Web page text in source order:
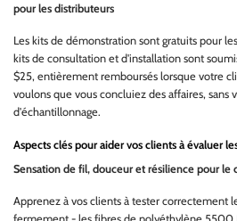
pour les distributeurs
Les kits de démonstration sont gratuits pour
kits de consultation et d'installation sont
$25, entièrement remboursés lorsque votre
voulons que vous concluiez des affaires, sans
d'échantillonnage.
Aspects clés pour aider vos clients à évaluer
Sensation de fil, douceur et résilience pour le
Apprenez à vos clients à tester correctement